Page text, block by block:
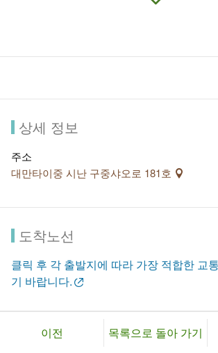
야 영업을 시작합니다. 충효로(忠孝路) 관광
쥬스)등으로, 가격도 싸고 양도 많아 타이중
상세 정보
주소
대만타이중 시난 구중샤오로 181호
도착노선
클릭 후 각 출발지에 따라 가장 적합한 교
기 바랍니다.
이전 목록으로 돌아 가기